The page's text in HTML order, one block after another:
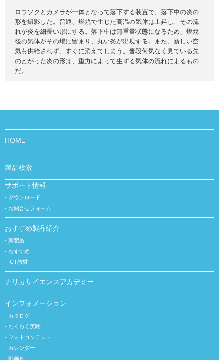
ロウソクとカメラが一体となって落下する装置で、落下中の炎の
形を撮影した。普通、燃焼で生じた高温の気体は上昇し、その流
れが炎を細長い形にする。落下中は無重量状態になるため、燃焼
後の気体がその場に留まり、丸い炎が出現する。また、新しい空
気も供給されず、すぐに消えてしまう。普段何気なく見ている先
のとがった炎の形は、重力によって生ずる気体の流れによるもの
だ。
HOME
製品検索
サポート情報
ダウンロード
お問合せフォーム
おすすめ製品紹介
新製品
おすすめ
ICT教材
ナリカサイエンスアカデミー
インフォメーション
カタログ
わくわく実験
フォトコンテスト
カレンダー
動画集